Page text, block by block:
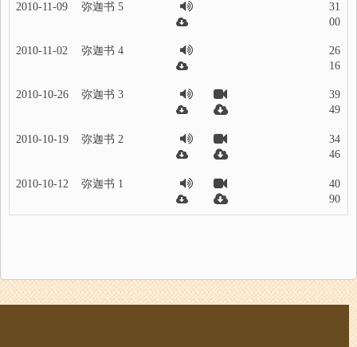
2010-11-09 弥迦书 5
31
00
2010-11-02 弥迦书 4
26
16
2010-10-26 弥迦书 3
39
49
2010-10-19 弥迦书 2
34
46
2010-10-12 弥迦书 1
40
90